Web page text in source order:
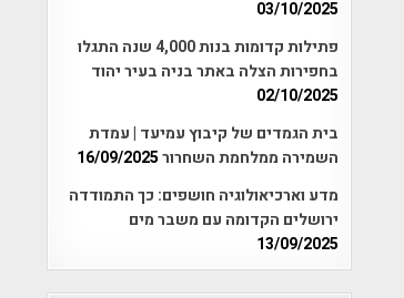
03/10/2025
פתילות קדומות בנות 4,000 שנה התגלו
בחפירות הצלה באתר בניה בעיר יהוד
02/10/2025
בית הגמדים של קיבוץ עמיעד | עמדת
השמירה ממלחמת השחרור16/09/2025
מדע וארכיאולוגיה חושפים: כך התמודדה
ירושלים הקדומה עם משבר מים
13/09/2025